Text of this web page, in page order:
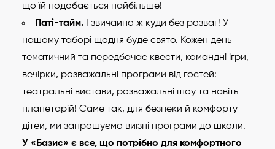
що їй подобається найбільше!
Паті-тайм. І звичайно ж куди без розваг! У
нашому таборі щодня буде свято. Кожен день
тематичний та передбачає квести, командні ігри,
вечірки, розважальні програми від гостей:
театральні вистави, розважальні шоу та навіть
планетарій! Саме так, для безпеки й комфорту
дітей, ми запрошуємо виїзні програми до школи.
У «Базис» є все, що потрібно для комфортного